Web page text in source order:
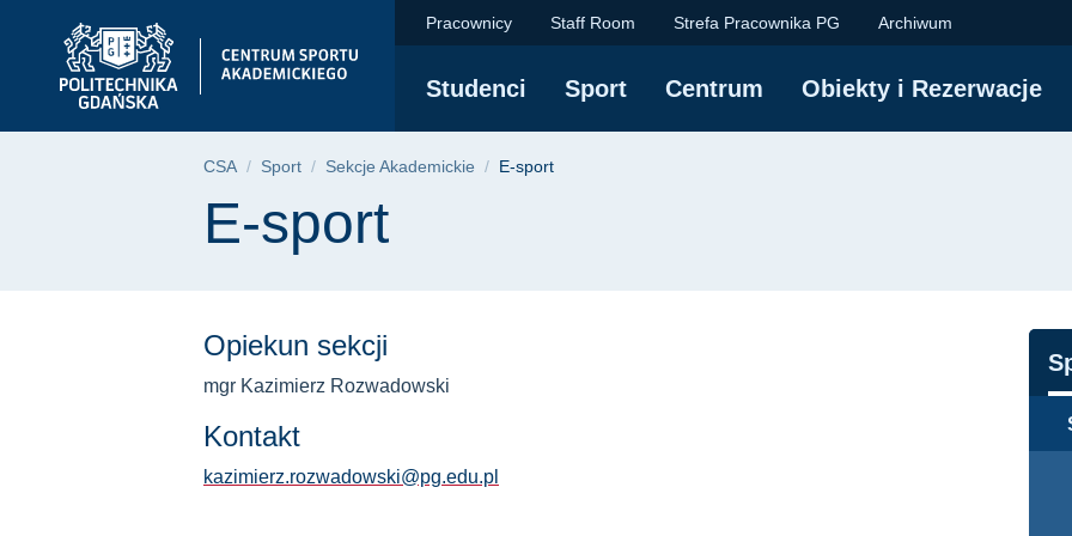
głównego
wyszukiwarki
E-sport | Centrum Sportu Akademickiego
Pracownicy Staff Room Strefa Pracownika PG Archiwum
Studenci Sport Centrum Obiekty i Rezerwacje
Ścieżka nawigacyjna
CSA Sport Sekcje Akademickie E-sport
Treść strony
E-sport
Opiekun sekcji
mgr Kazimierz Rozwadowski
Kontakt
kazimierz.rozwadowski@pg.edu.pl